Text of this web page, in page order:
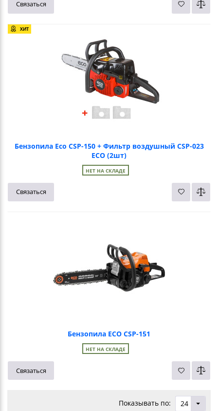
Связаться
ХИТ
Бензопила Eco CSP-150 + Фильтр воздушный CSP-023
ECO (2шт)
НЕТ НА СКЛАДЕ
Связаться
Бензопила ECO CSP-151
НЕТ НА СКЛАДЕ
Связаться
Показывать по: 24